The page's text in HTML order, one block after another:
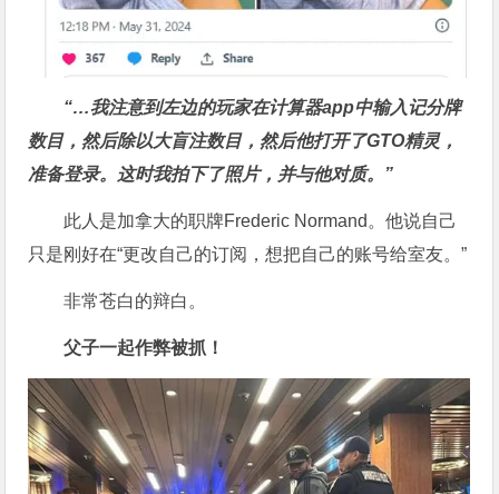
“…我注意到左边的玩家在计算器app中输入记分牌
数目，然后除以大盲注数目，然后他打开了GTO精灵，
准备登录。这时我拍下了照片，并与他对质。”
此人是加拿大的职牌Frederic Normand。他说自己
只是刚好在“更改自己的订阅，想把自己的账号给室友。”
非常苍白的辩白。
父子一起作弊被抓！